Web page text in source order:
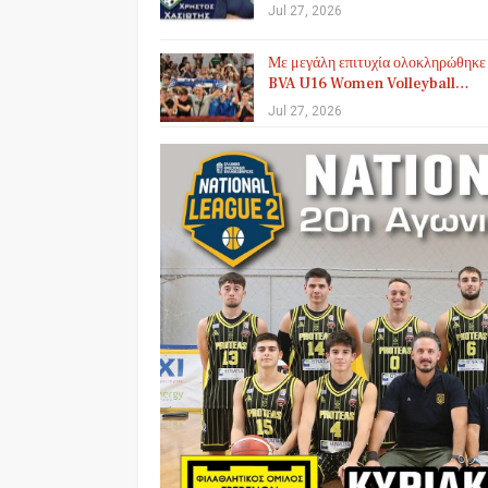
Jul 27, 2026
Με μεγάλη επιτυχία
BVA U16 Women Volleyball…
Jul 27, 2026